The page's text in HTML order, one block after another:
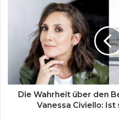
e
Die Wahrheit über den
Vanessa Civiello: